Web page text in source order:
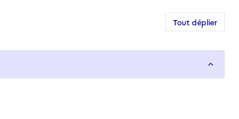
Tout déplier